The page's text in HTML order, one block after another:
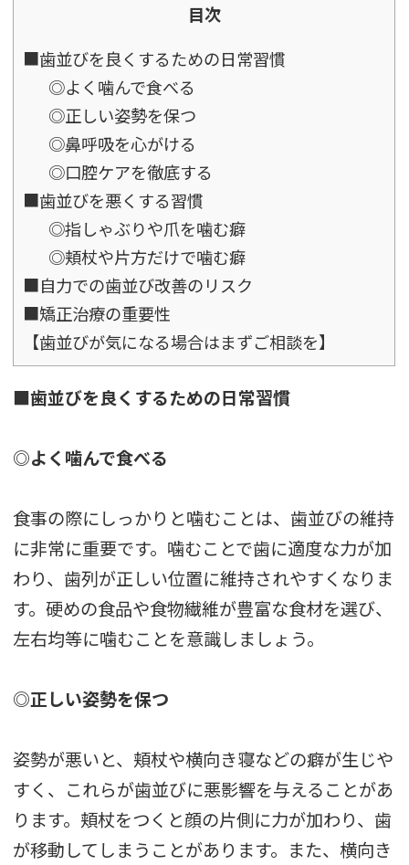
目次
■歯並びを良くするための日常習慣
◎よく噛んで食べる
◎正しい姿勢を保つ
◎鼻呼吸を心がける
◎口腔ケアを徹底する
■歯並びを悪くする習慣
◎指しゃぶりや爪を噛む癖
◎頬杖や片方だけで噛む癖
■自力での歯並び改善のリスク
■矯正治療の重要性
【歯並びが気になる場合はまずご相談を】
■歯並びを良くするための日常習慣
◎よく噛んで食べる
食事の際にしっかりと噛むことは、歯並びの維持
に非常に重要です。噛むことで歯に適度な力が加
わり、歯列が正しい位置に維持されやすくなりま
す。硬めの食品や食物繊維が豊富な食材を選び、
左右均等に噛むことを意識しましょう。
◎正しい姿勢を保つ
姿勢が悪いと、頬杖や横向き寝などの癖が生じや
すく、これらが歯並びに悪影響を与えることがあ
ります。頬杖をつくと顔の片側に力が加わり、歯
が移動してしまうことがあります。また、横向き